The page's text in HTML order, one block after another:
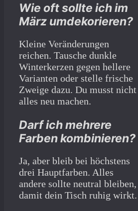
Wie oft sollte ich im
März umdekorieren?
Kleine Veränderungen
reichen. Tausche dunkle
Winterkerzen gegen hellere
Varianten oder stelle frische
Zweige dazu. Du musst nicht
alles neu machen.
Darf ich mehrere
Farben kombinieren?
Ja, aber bleib bei höchstens
drei Hauptfarben. Alles
andere sollte neutral bleiben,
damit dein Tisch ruhig wirkt.